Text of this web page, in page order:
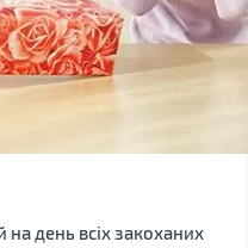
на день всіх закоханих